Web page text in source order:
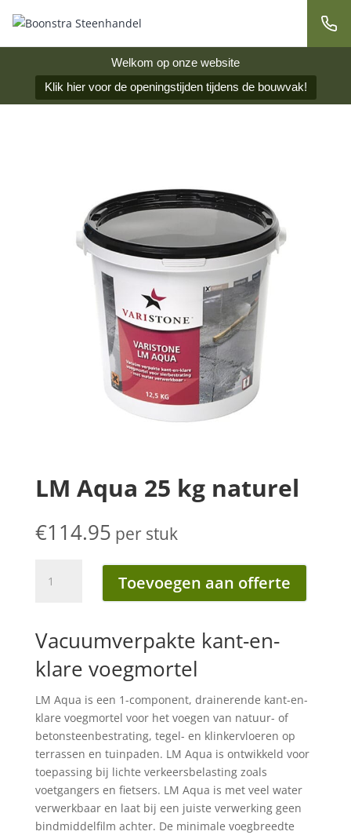
Welkom op onze website
Klik hier voor de openingstijden tijdens de bouwvak!
LM Aqua 25 kg naturel
€114.95 per stuk
Aqua
naturel
aantal
Toevoegen aan offerte
Vacuumverpakte kant-en-
klare voegmortel
LM Aqua is een 1-component, drainerende kant-en-
klare voegmortel voor het voegen van natuur- of
betonsteenbestrating, tegel- en klinkervloeren op
terrassen en tuinpaden. LM Aqua is ontwikkeld voor
toepassing bij lichte verkeersbelasting zoals
voetgangers en fietsers. LM Aqua is met veel water
verwerkbaar en laat bij een juiste verwerking geen
bindmiddelfilm achter. De minimale voegbreedte